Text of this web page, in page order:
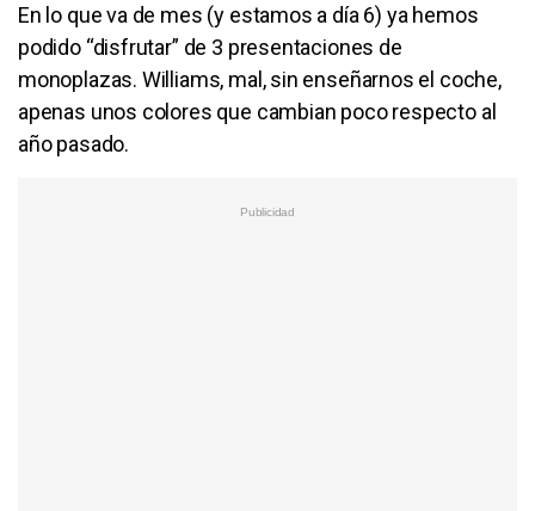
En lo que va de mes (y estamos a día 6) ya hemos
podido “disfrutar” de 3 presentaciones de
monoplazas. Williams, mal, sin enseñarnos el coche,
apenas unos colores que cambian poco respecto al
año pasado.